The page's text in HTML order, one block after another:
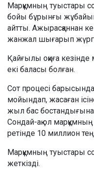
Марқұмның туыстары
бойы бұрынғы
айтты. Ажырасқаннан
жанжал шығарып
Қайғылы оқиға
екі баласы болған.
Сот процесі
мойындап, жасаған
жыл бас
Сондай-ақ ол
ретінде 10 миллион
Марқұмның туыстары
жеткізді.